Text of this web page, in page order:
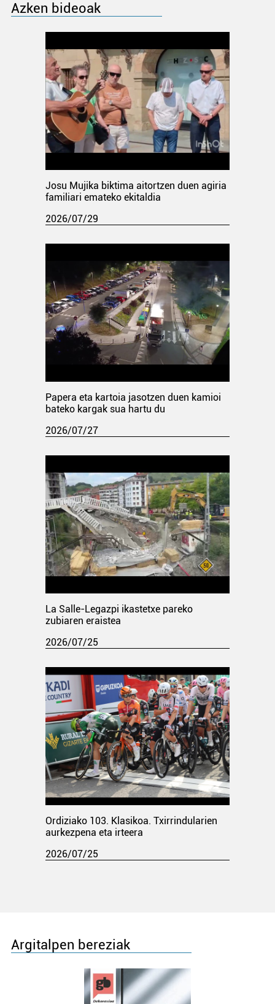
Azken bideoak
Josu Mujika biktima aitortzen duen agiria
familiari emateko ekitaldia
2026/07/29
Papera eta kartoia jasotzen duen kamioi
bateko kargak sua hartu du
2026/07/27
La Salle-Legazpi ikastetxe pareko
zubiaren eraistea
2026/07/25
Ordiziako 103. Klasikoa. Txirrindularien
aurkezpena eta irteera
2026/07/25
Argitalpen bereziak